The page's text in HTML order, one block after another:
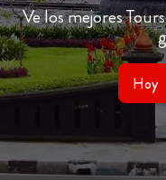
Ve los mejores
Hoy